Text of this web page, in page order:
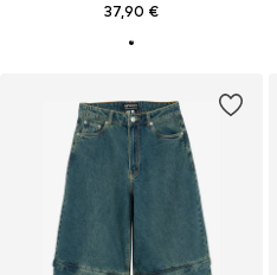
37,90 €